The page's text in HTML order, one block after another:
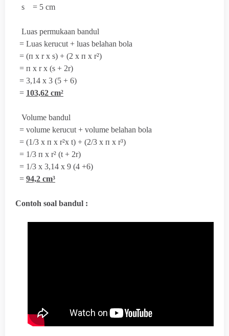
s = 5 cm
Luas permukaan bandul
= Luas kerucut + luas belahan bola
= (п x r x s) + (2 x п x r²)
= п x r x (s + 2r)
= 3,14 x 3 (5 + 6)
= 103,62 cm²
Volume bandul
= volume kerucut + volume belahan bola
= (1/3 x п x r²x t) + (2/3 x п x r³)
= 1/3 п x r² (t + 2r)
= 1/3 x 3,14 x 9 (4 +6)
= 94,2 cm³
Contoh soal bandul :